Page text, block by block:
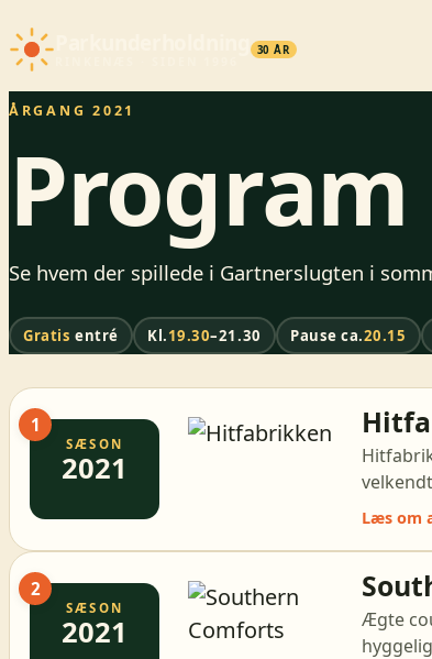
30 ÅR
ÅRGANG 2021
Program
Se hvem der spillede i Gartnerslugten i
Gratis entré Kl.19.30–21.30 Pause ca.20.15
1
SÆSON
2021
Læs om
2
SÆSON
2021
Ægte